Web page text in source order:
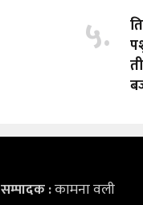
५.
सम्पादक :कामना वली